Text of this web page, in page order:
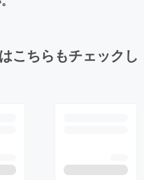
こちらもチェックし